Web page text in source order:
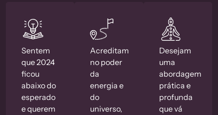
Sentem
que 2024
ficou
abaixo do
esperado
e querem
Acreditam
no poder
da
energia e
do
universo,
Desejam
uma
abordagem
prática e
profunda
que vá